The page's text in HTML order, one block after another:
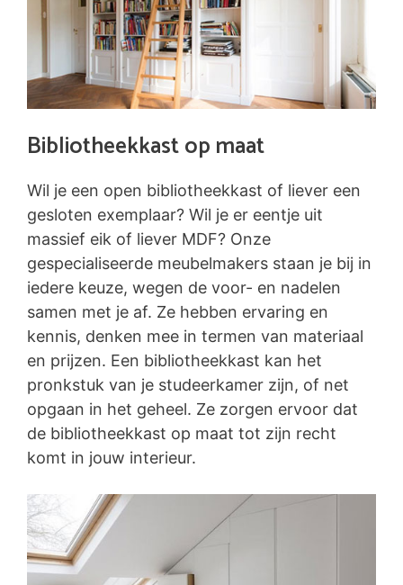
Bibliotheekkast op maat
Wil je een open bibliotheekkast of liever een
gesloten exemplaar? Wil je er eentje uit
massief eik of liever MDF? Onze
gespecialiseerde meubelmakers staan je bij in
iedere keuze, wegen de voor- en nadelen
samen met je af. Ze hebben ervaring en
kennis, denken mee in termen van materiaal
en prijzen. Een bibliotheekkast kan het
pronkstuk van je studeerkamer zijn, of net
opgaan in het geheel. Ze zorgen ervoor dat
de bibliotheekkast op maat tot zijn recht
komt in jouw interieur.